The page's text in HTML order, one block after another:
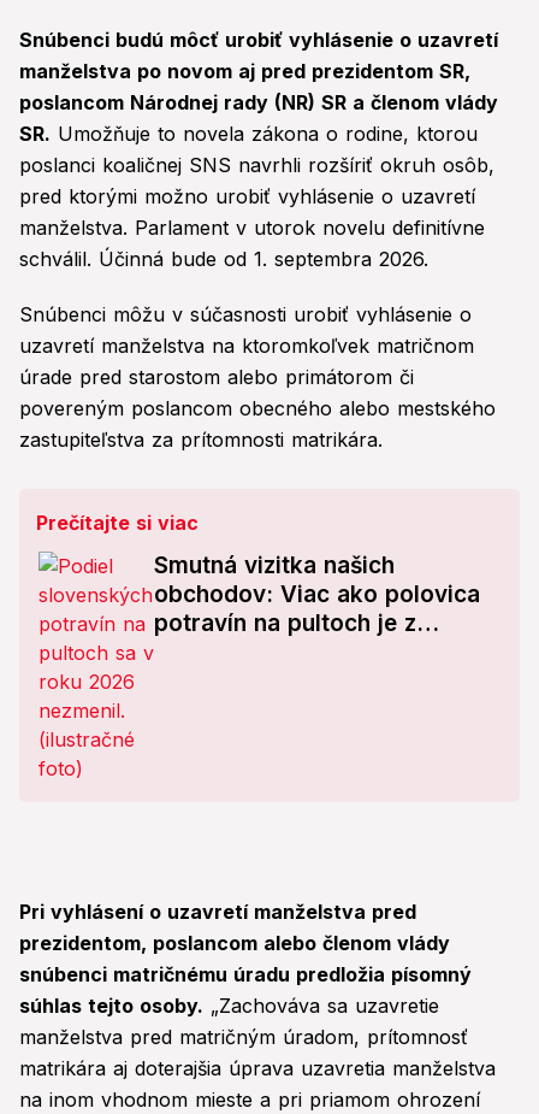
Snúbenci budú môcť urobiť vyhlásenie o uzavretí
manželstva po novom aj pred prezidentom SR,
poslancom Národnej rady (NR) SR a členom vlády
SR. Umožňuje to novela zákona o rodine, ktorou
poslanci koaličnej SNS navrhli rozšíriť okruh osôb,
pred ktorými možno urobiť vyhlásenie o uzavretí
manželstva. Parlament v utorok novelu definitívne
schválil. Účinná bude od 1. septembra 2026.
Snúbenci môžu v súčasnosti urobiť vyhlásenie o
uzavretí manželstva na ktoromkoľvek matričnom
úrade pred starostom alebo primátorom či
povereným poslancom obecného alebo mestského
zastupiteľstva za prítomnosti matrikára.
Prečítajte si viac
Smutná vizitka našich
obchodov: Viac ako polovica
potravín na pultoch je z
Pri vyhlásení o uzavretí manželstva pred
prezidentom, poslancom alebo členom vlády
snúbenci matričnému úradu predložia písomný
súhlas tejto osoby. „Zachováva sa uzavretie
manželstva pred matričným úradom, prítomnosť
matrikára aj doterajšia úprava uzavretia manželstva
na inom vhodnom mieste a pri priamom ohrození